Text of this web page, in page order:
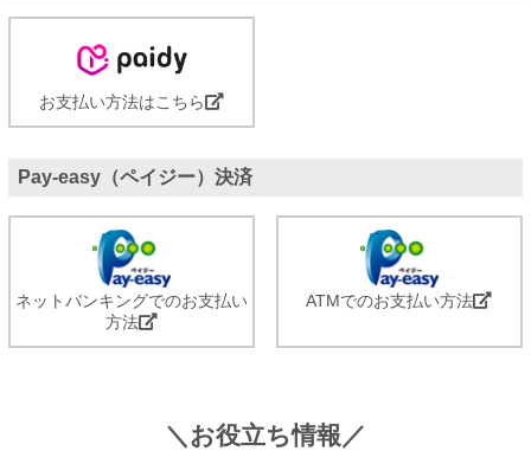
お支払い方法はこちら
Pay-easy（ペイジー）決済
ネットバンキングでのお支払い
方法
ATMでのお支払い方法
＼お役立ち情報／